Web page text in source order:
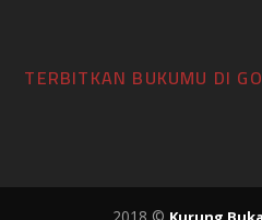
TERBITKAN BUKUMU DI